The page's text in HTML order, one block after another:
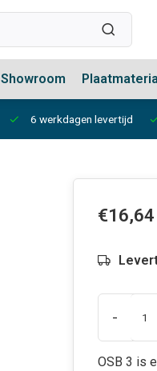
Showroom
6 werkdagen levertijd
€16,64
-
OSB 3 is